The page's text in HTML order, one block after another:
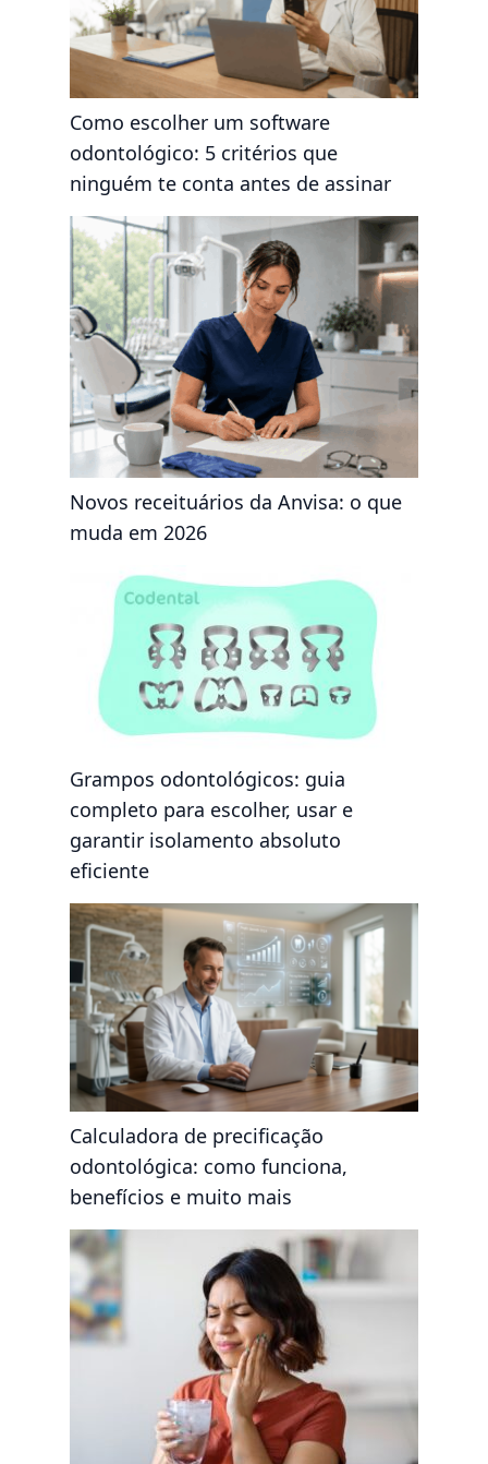
Como escolher um software
odontológico: 5 critérios que
ninguém te conta antes de assinar
Novos receituários da Anvisa: o que
muda em 2026
Grampos odontológicos: guia
completo para escolher, usar e
garantir isolamento absoluto
eficiente
Calculadora de precificação
odontológica: como funciona,
benefícios e muito mais